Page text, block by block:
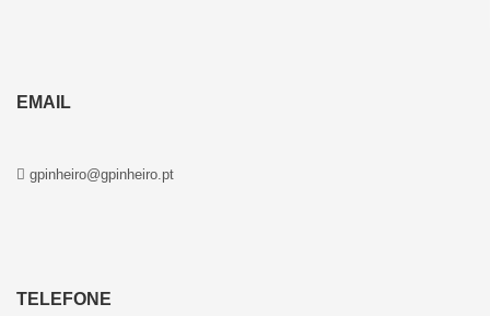
EMAIL
gpinheiro@gpinheiro.pt
TELEFONE